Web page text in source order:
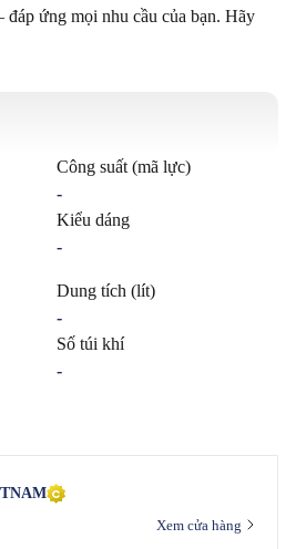
đáp ứng mọi nhu cầu của bạn. Hãy
Công suất (mã lực)
-
Kiểu dáng
-
Dung tích (lít)
-
Số túi khí
-
Xem cửa hàng